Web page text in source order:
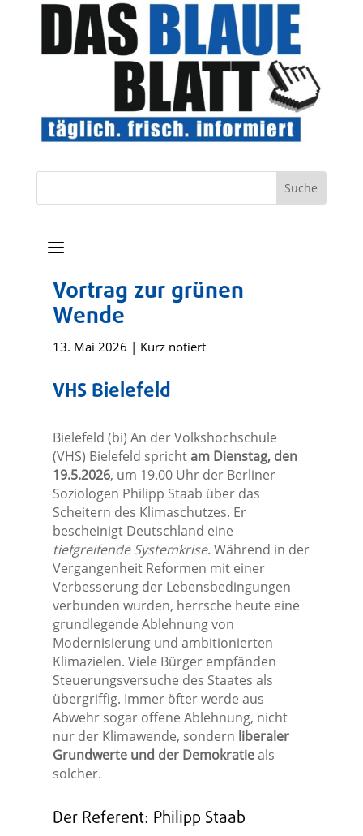
a
Vortrag zur grünen
Wende
13. Mai 2026 | Kurz notiert
VHS Bielefeld
Bielefeld (bi) An der Volkshochschule
(VHS) Bielefeld sprichtam Dienstag, den
19.5.2026, um 19.00 Uhr der Berliner
Soziologen Philipp Staab über das
Scheitern des Klimaschutzes. Er
bescheinigt Deutschland eine
tiefgreifende Systemkrise. Während in der
Vergangenheit Reformen mit einer
Verbesserung der Lebensbedingungen
verbunden wurden, herrsche heute eine
grundlegende Ablehnung von
Modernisierung und ambitionierten
Klimazielen. Viele Bürger empfänden
Steuerungsversuche des Staates als
übergriffig. Immer öfter werde aus
Abwehr sogar offene Ablehnung, nicht
nur der Klimawende, sondern liberaler
Grundwerte und der Demokratieals
solcher.
Der Referent: Philipp Staab